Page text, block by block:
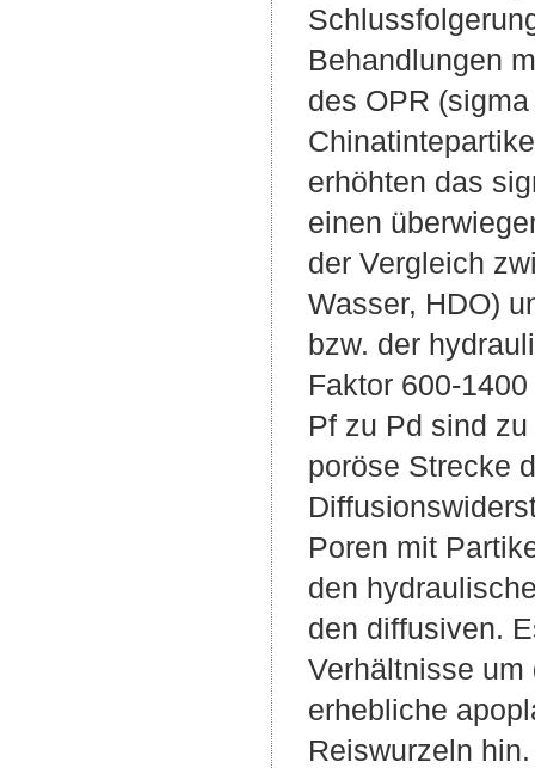
Behandlungen
des OPR
erhöhten das
einen
der Vergleich
Wasser, HDO)
bzw. der
Faktor 600-
Pf zu Pd sind
poröse Strecke
Poren mit
den
den diffusiven.
Verhältnisse
erhebliche
Reiswurzeln